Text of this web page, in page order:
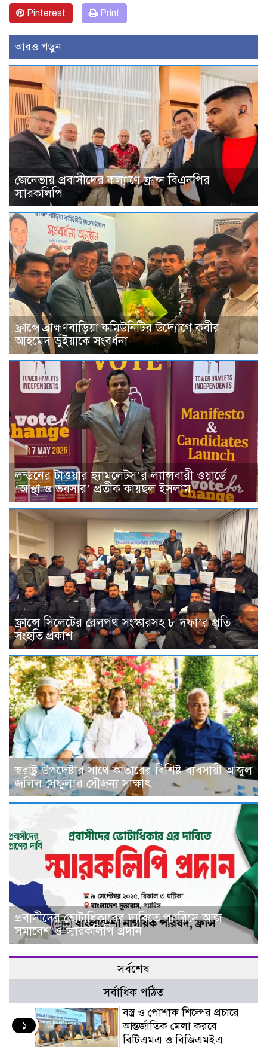
Pinterest Print
আরও পড়ুন
জেনেভায় প্রবাসীদের কল্যাণে ফ্রান্স বিএনপির
স্মারকলিপি
ফ্রান্সে ব্রাহ্মণবাড়িয়া কমিউনিটির উদ্যোগে কবীর
আহমেদ ভুঁইয়াকে সংবর্ধনা
লন্ডনের টাওয়ার হ্যামলেটস’র ল্যান্সবারী ওয়ার্ডে
‘আস্থা ও ভরসার’ প্রতীক কায়ছল ইসলাম
ফ্রান্সে সিলেটের রেলপথ সংস্কারসহ ৮ দফা’র প্রতি
সংহতি প্রকাশ
স্বরাষ্ট্র উপদেষ্টার সাথে কাতারের বিশিষ্ট ব্যবসায়ী আব্দুল
জলিল সেফুল’র সৌজন্য সাক্ষাৎ
প্রবাসীদের ভোটাধিকারের দাবিতে প্যারিসে আজ
সমাবেশ ও স্মারকলিপি প্রদান
সর্বশেষ
সর্বাধিক পঠিত
১
বস্ত্র ও পোশাক শিল্পের প্রচারে
আন্তর্জাতিক মেলা করবে
বিটিএমএ ও বিজিএমইএ